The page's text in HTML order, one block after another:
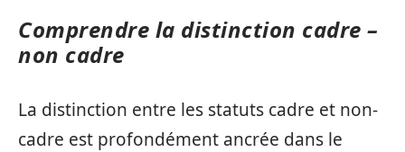
Comprendre la distinction cadre –
non cadre
La distinction entre les statuts cadre et non-
cadre est profondément ancrée dans le